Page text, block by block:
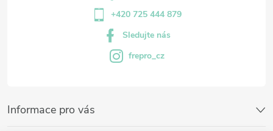
Informace pro vás
+420 725 444 879
Sledujte nás
frepro_cz